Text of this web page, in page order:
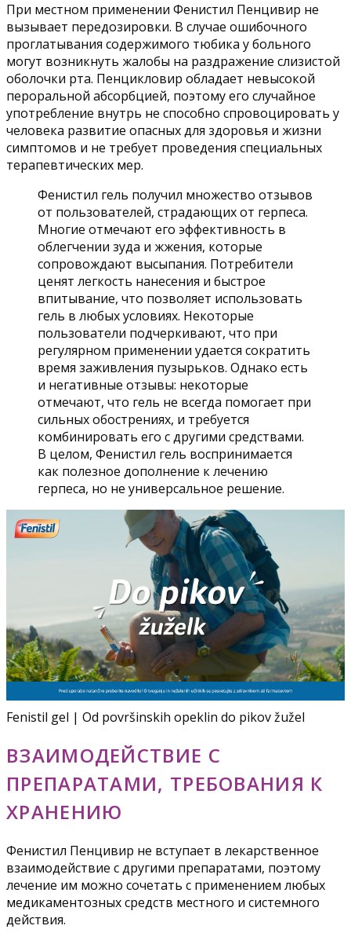
При местном применении Фенистил Пенцивир не
вызывает передозировки. В случае ошибочного
проглатывания содержимого тюбика у больного
могут возникнуть жалобы на раздражение слизистой
оболочки рта. Пенцикловир обладает невысокой
пероральной абсорбцией, поэтому его случайное
употребление внутрь не способно спровоцировать у
человека развитие опасных для здоровья и жизни
симптомов и не требует проведения специальных
терапевтических мер.
Фенистил гель получил множество отзывов
от пользователей, страдающих от герпеса.
Многие отмечают его эффективность в
облегчении зуда и жжения, которые
сопровождают высыпания. Потребители
ценят легкость нанесения и быстрое
впитывание, что позволяет использовать
гель в любых условиях. Некоторые
пользователи подчеркивают, что при
регулярном применении удается сократить
время заживления пузырьков. Однако есть
и негативные отзывы: некоторые
отмечают, что гель не всегда помогает при
сильных обострениях, и требуется
комбинировать его с другими средствами.
В целом, Фенистил гель воспринимается
как полезное дополнение к лечению
герпеса, но не универсальное решение.
Fenistil gel | Od površinskih opeklin do pikov žužel
ВЗАИМОДЕЙСТВИЕ С
ПРЕПАРАТАМИ, ТРЕБОВАНИЯ К
ХРАНЕНИЮ
Фенистил Пенцивир не вступает в лекарственное
взаимодействие с другими препаратами, поэтому
лечение им можно сочетать с применением любых
медикаментозных средств местного и системного
действия.